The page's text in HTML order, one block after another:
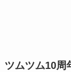
ツムツム10周